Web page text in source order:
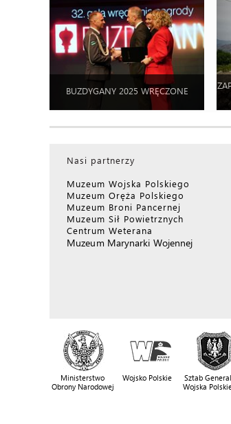
BUZDYGANY 2025 WRĘCZONE
Nasi partnerzy
Muzeum Wojska Polskiego
Muzeum Oręża Polskiego
Muzeum Broni Pancernej
Muzeum Sił Powietrznych
Centrum Weterana
Muzeum Marynarki Wojennej
Ministerstwo
Obrony Narodowej
Wojsko Polskie
Sztab
Wojska